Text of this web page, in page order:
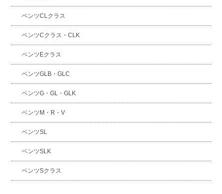
ベンツCLクラス
ベンツCクラス・CLK
ベンツEクラス
ベンツGLB・GLC
ベンツG・GL・GLK
ベンツM・R・V
ベンツSL
ベンツSLK
ベンツSクラス